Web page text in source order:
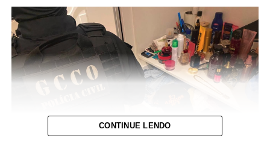
CONTINUE LENDO